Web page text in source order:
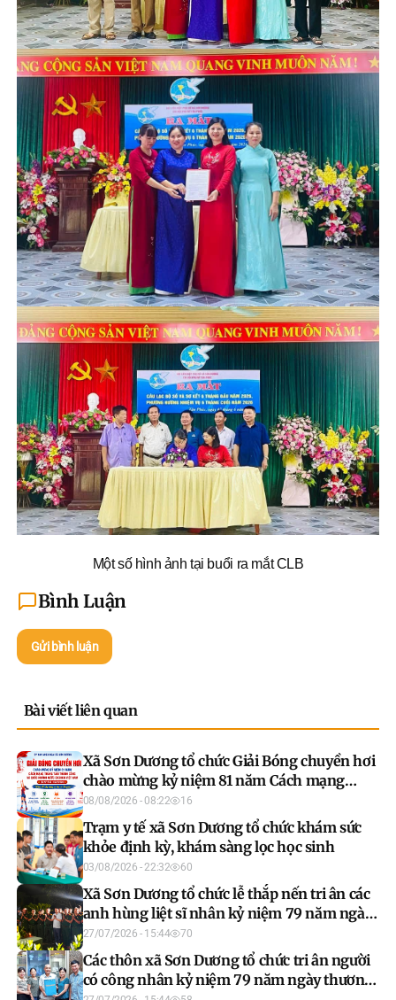
Một số hình ảnh tại buổi ra mắt CLB
Bình Luận
Gửi bình luận
Bài viết liên quan
Xã Sơn Dương tổ chức Giải Bóng chuyền hơi
chào mừng kỷ niệm 81 năm Cách mạng
Tháng Tám và Quốc khánh 2/9
08/08/2026 - 08:22 16
Trạm y tế xã Sơn Dương tổ chức khám sức
khỏe định kỳ, khám sàng lọc học sinh
03/08/2026 - 22:32 60
Xã Sơn Dương tổ chức lễ thắp nến tri ân các
anh hùng liệt sĩ nhân kỷ niệm 79 năm ngày
Thương binh - liệt sĩ (27/7/1947 - 27/7/2026)
27/07/2026 - 15:44 70
Các thôn xã Sơn Dương tổ chức tri ân người
có công nhân kỷ niệm 79 năm ngày thương